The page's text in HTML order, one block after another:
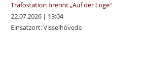
Trafostation brennt „Auf der Loge“
22.07.2026 | 13:04
Einsatzort: Visselhövede